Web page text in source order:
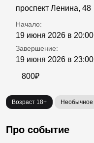
проспект Ленина, 48
Начало:
19 июня 2026 в 20:00
Завершение:
19 июня 2026 в 23:00
800₽
Возраст 18+ Необычное
Про событие